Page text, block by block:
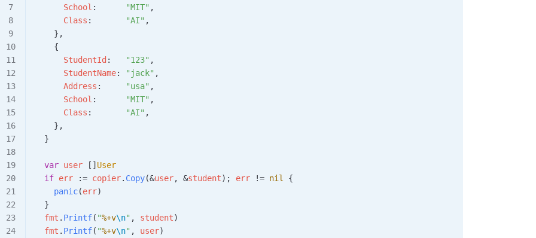
      School
: "MIT" ,
      Class
: "AI" ,
    },
    {
      StudentId
: "123" ,
      StudentName
: "jack" ,
      Address
: "usa" ,
      School
: "MIT" ,
      Class
: "AI" ,
    },
  }
  var
user []User
  if
err := copier. Copy(&user, &student); err != nil
{
    panic
(err)
  }
  fmt
. Printf( "%+v\n" , student)
  fmt
. Printf( "%+v\n" , user)